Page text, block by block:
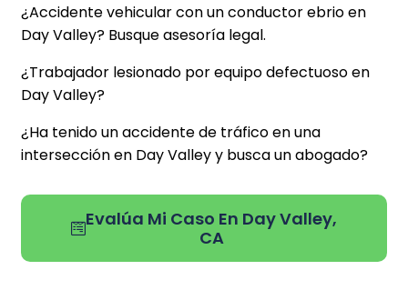
¿Accidente vehicular con un conductor ebrio en
Day Valley? Busque asesoría legal.
¿Trabajador lesionado por equipo defectuoso en
Day Valley?
¿Ha tenido un accidente de tráfico en una
intersección en Day Valley y busca un abogado?
Evalúa Mi Caso En Day Valley,
CA